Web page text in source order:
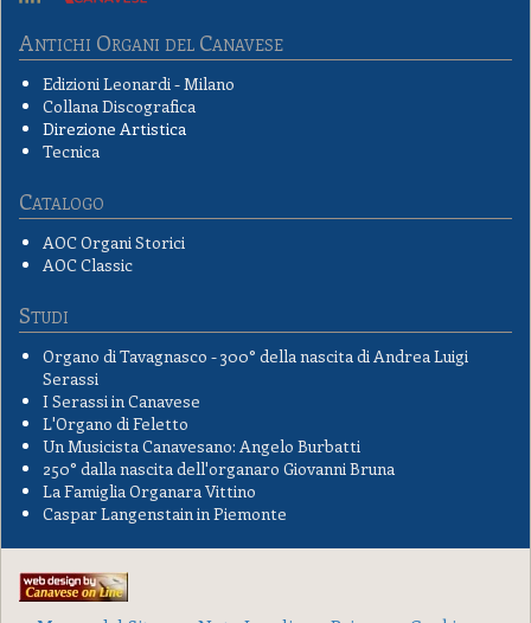
Antichi Organi del Canavese
Edizioni Leonardi - Milano
Collana Discografica
Direzione Artistica
Tecnica
Catalogo
AOC Organi Storici
AOC Classic
Studi
Organo di Tavagnasco - 300° della nascita di Andrea Luigi
Serassi
I Serassi in Canavese
L'Organo di Feletto
Un Musicista Canavesano: Angelo Burbatti
250° dalla nascita dell'organaro Giovanni Bruna
La Famiglia Organara Vittino
Caspar Langenstain in Piemonte